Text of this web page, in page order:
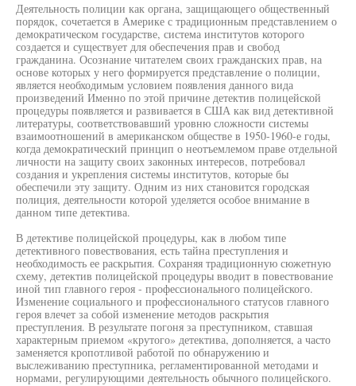
Деятельность полиции как органа, защищающего общественный
порядок, сочетается в Америке с традиционным представлением о
демократическом государстве, система институтов которого
создается и существует для обеспечения прав и свобод
гражданина. Осознание читателем своих гражданских прав, на
основе которых у него формируется представление о полиции,
является необходимым условием появления данного вида
произведений Именно по этой причине детектив полицейской
процедуры появляется и развивается в США как вид детективной
литературы, соответствовавший уровню сложности системы
взаимоотношений в американском обществе в 1950-1960-е годы,
когда демократический принцип о неотъемлемом праве отдельной
личности на защиту своих законных интересов, потребовал
создания и укрепления системы институтов, которые бы
обеспечили эту защиту. Одним из них становится городская
полиция, деятельности которой уделяется особое внимание в
данном типе детектива.
В детективе полицейской процедуры, как в любом типе
детективного повествования, есть тайна преступления и
необходимость ее раскрытия. Сохраняя традиционную сюжетную
схему, детектив полицейской процедуры вводит в повествование
иной тип главного героя - профессионального полицейского.
Изменение социального и профессионального статусов главного
героя влечет за собой изменение методов раскрытия
преступления. В результате погоня за преступником, ставшая
характерным приемом «крутого» детектива, дополняется, а часто
заменяется кропотливой работой по обнаружению и
выслеживанию преступника, регламентированной методами и
нормами, регулирующими деятельность обычного полицейского.